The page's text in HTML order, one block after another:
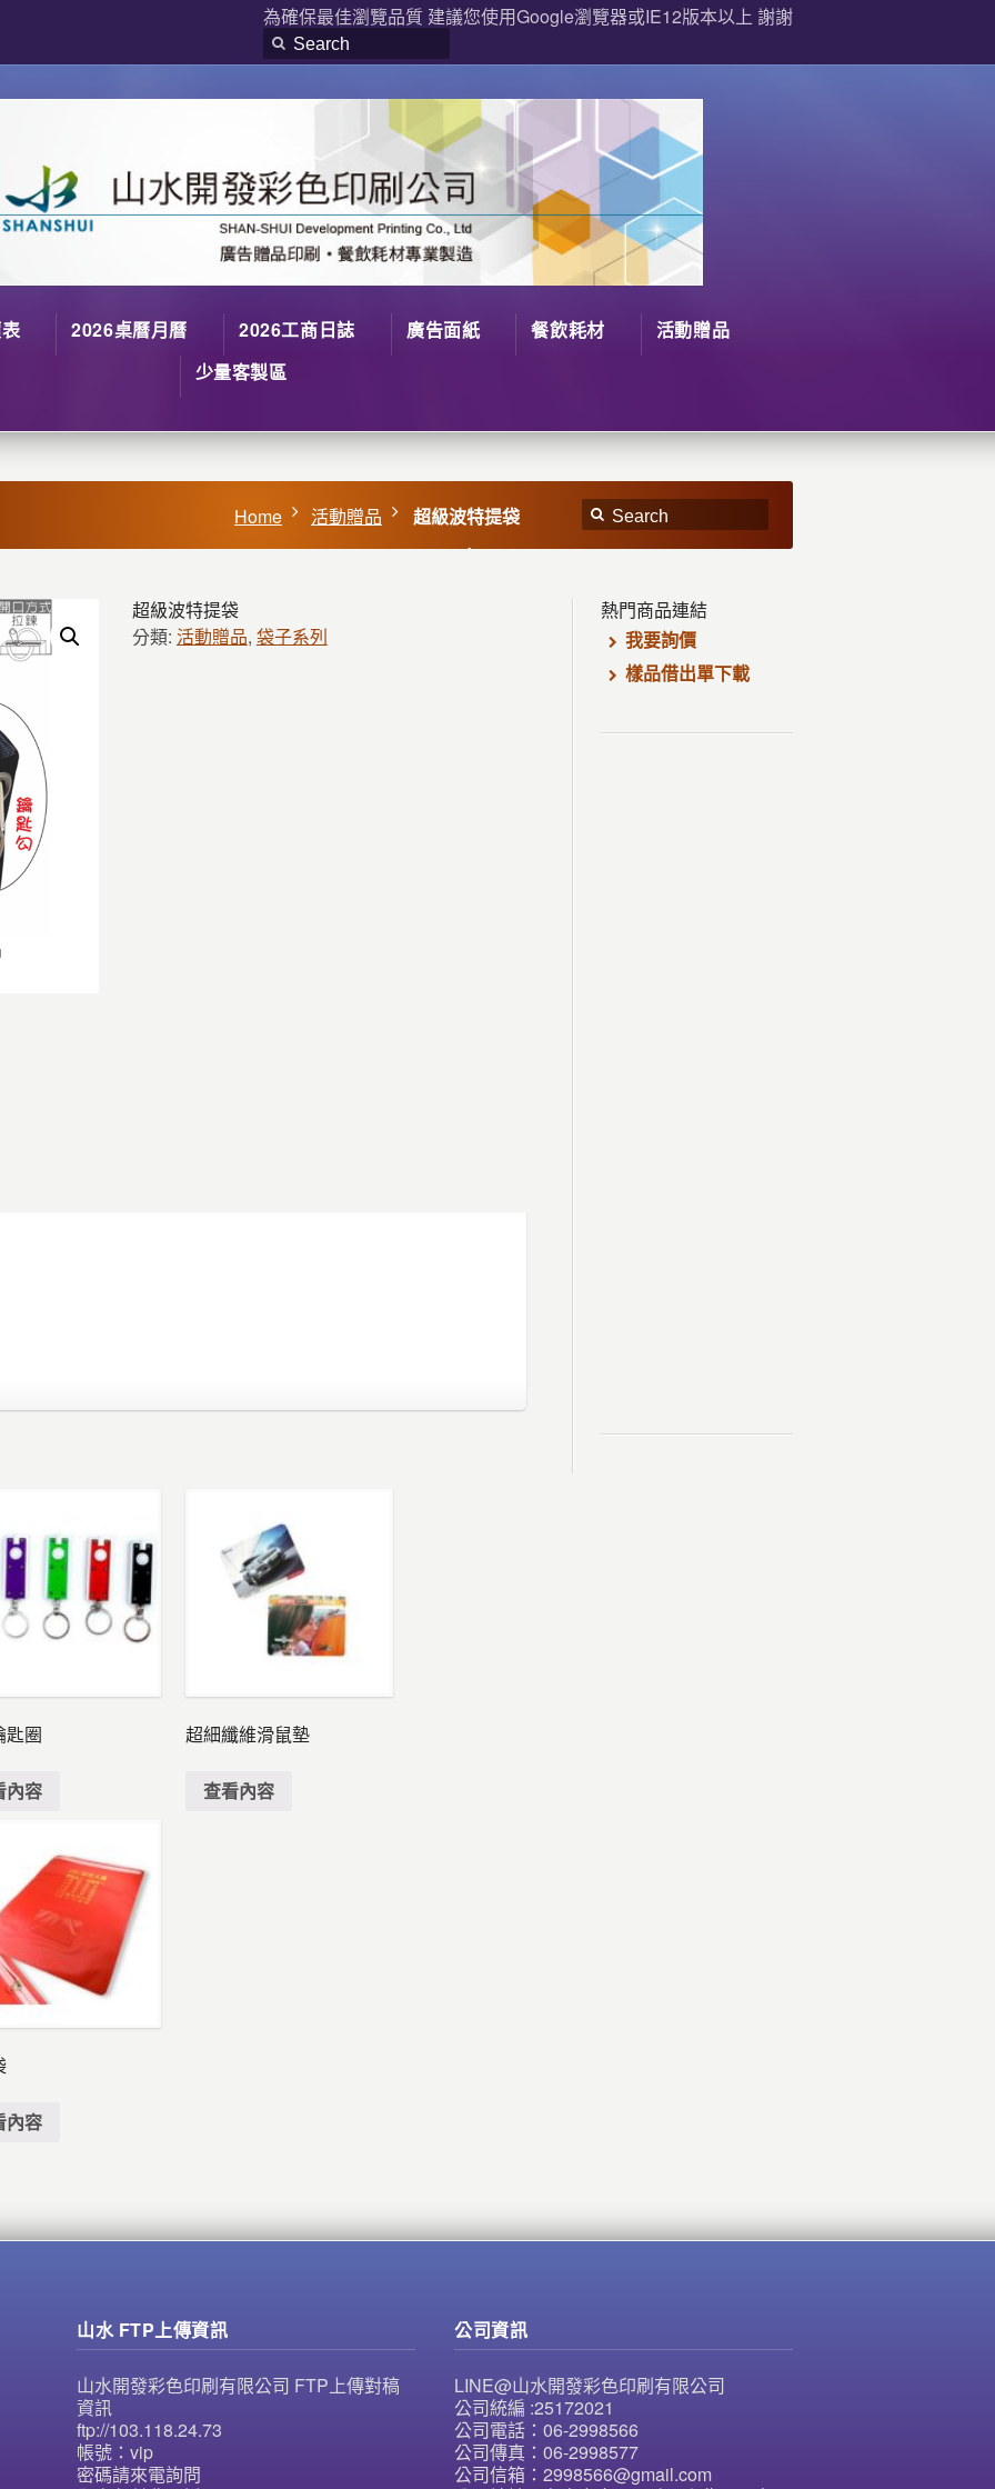
為確保最佳瀏覽品質 建議您使用Google瀏覽器或IE12版本以上 謝謝
2026桌曆月曆 2026工商日誌 廣告面紙 餐飲耗材
活動贈品
少量客製區
Home 活動贈品 超級波特提袋
超級波特提袋
分類: 活動贈品, 袋子系列
匙圈
內容
超細纖維滑鼠墊
查看內容
內容
熱門商品連結
我要詢價
樣品借出單下載
山水 FTP上傳資訊
山水開發彩色印刷有限公司 FTP上傳對稿
資訊
ftp://103.118.24.73
帳號：vip
密碼請來電詢問
公司資訊
LINE@山水開發彩色印刷有限公司
公司統編 :25172021
公司電話：06-2998566
公司傳真：06-2998577
公司信箱：2998566@gmail.com